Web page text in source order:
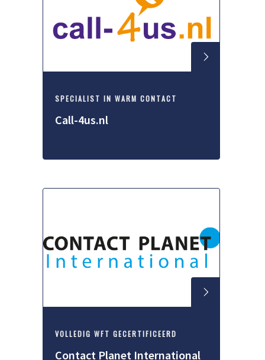
SPECIALIST IN WARM CONTACT
Call-4us.nl
VOLLEDIG WFT GECERTIFICEERD
Contact Planet International